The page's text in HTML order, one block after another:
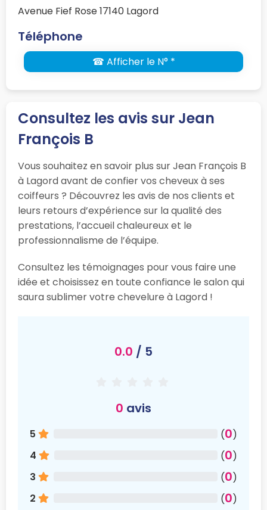
Avenue Fief Rose 17140 Lagord
Téléphone
☎ Afficher le N° *
Consultez les avis sur Jean
François B
Vous souhaitez en savoir plus sur Jean François B
à Lagord avant de confier vos cheveux à ses
coiffeurs ? Découvrez les avis de nos clients et
leurs retours d’expérience sur la qualité des
prestations, l’accueil chaleureux et le
professionnalisme de l’équipe.
Consultez les témoignages pour vous faire une
idée et choisissez en toute confiance le salon qui
saura sublimer votre chevelure à Lagord !
0.0 / 5
0 avis
5 (0)
4
(0)
3
(0)
2
(0)